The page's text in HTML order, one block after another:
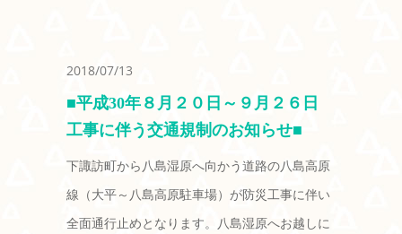
2018/07/13
■平成30年８月２０日～９月２６日
工事に伴う交通規制のお知らせ■
下諏訪町から八島湿原へ向かう道路の八島高原
線（大平～八島高原駐車場）が防災工事に伴い
全面通行止めとなります。八島湿原へお越しに